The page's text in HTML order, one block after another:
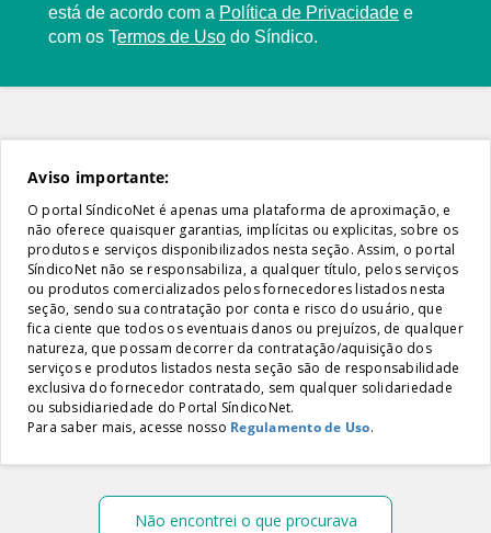
está de acordo com a Política de Privacidade e
com os Termos de Uso do Síndico.
Aviso importante:
O portal SíndicoNet é apenas uma plataforma de aproximação, e
não oferece quaisquer garantias, implícitas ou explicitas, sobre os
produtos e serviços disponibilizados nesta seção. Assim, o portal
SíndicoNet não se responsabiliza, a qualquer título, pelos serviços
ou produtos comercializados pelos fornecedores listados nesta
seção, sendo sua contratação por conta e risco do usuário, que
fica ciente que todos os eventuais danos ou prejuízos, de qualquer
natureza, que possam decorrer da contratação/aquisição dos
serviços e produtos listados nesta seção são de responsabilidade
exclusiva do fornecedor contratado, sem qualquer solidariedade
ou subsidiariedade do Portal SíndicoNet.
Para saber mais, acesse nosso Regulamento de Uso.
Não encontrei o que procurava